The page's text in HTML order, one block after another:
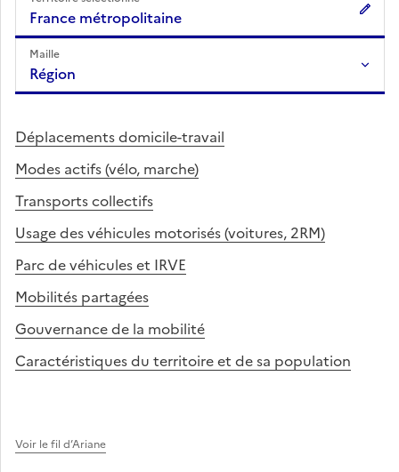
France métropolitaine
Maille
Région
Déplacements domicile-travail
Modes actifs (vélo, marche)
Transports collectifs
Usage des véhicules motorisés (voitures, 2RM)
Parc de véhicules et IRVE
Mobilités partagées
Gouvernance de la mobilité
Caractéristiques du territoire et de sa population
Voir le fil d’Ariane